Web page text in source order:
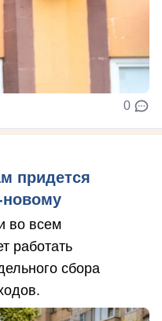
0
придется
новому
во всем
работать
сбора